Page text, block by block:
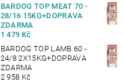
BARDOG TOP MEAT 70 -
28/16 15KG+DOPRAVA
ZDARMA
1 479 Kč
BARDOG TOP LAMB 60 -
24/8 2X15KG+DOPRAVA
ZDARMA
2 958 Kč